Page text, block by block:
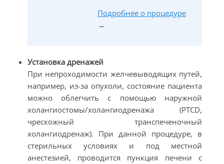
Подробнее о процедуре
→
Установка дренажей
При непроходимости желчевыводящих путей,
например, из-за опухоли, состояние пациента
можно облегчить с помощью наружной
холангиостомы/холангиодренажа (PTCD,
чрескожный транспеченочный
холангиодренаж). При данной процедуре, в
стерильных условиях и под местной
анестезией, проводится пункция печени с